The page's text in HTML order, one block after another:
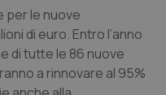
per le nuove
di euro. Entro l’anno
di tutte le 86 nuove
a rinnovare al 95%